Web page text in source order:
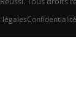
légalesConfidentialité